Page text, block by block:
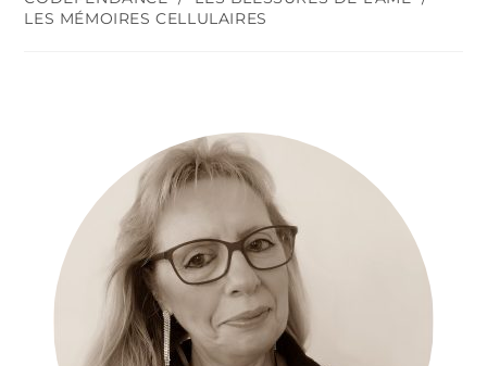
LES MÉMOIRES CELLULAIRES